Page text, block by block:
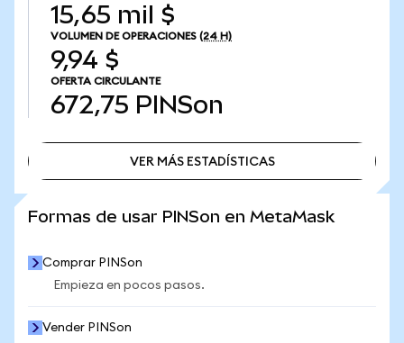
15,65 mil $
VOLUMEN DE OPERACIONES (24 H)
9,94 $
OFERTA CIRCULANTE
672,75 PINSon
VER MÁS ESTADÍSTICAS
Formas de usar PINSon en MetaMask
Comprar PINSon
Empieza en pocos pasos.
Vender PINSon